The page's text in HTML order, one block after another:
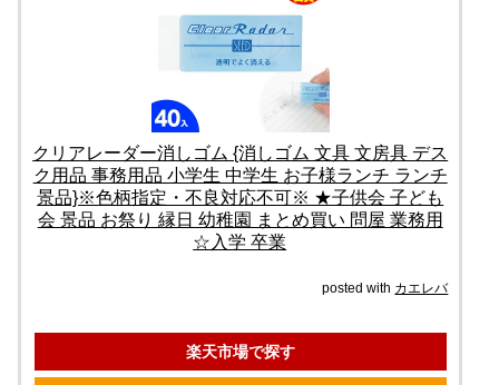
クリアレーダー消しゴム {消しゴム 文具 文房具 デス
ク用品 事務用品 小学生 中学生 お子様ランチ ランチ
景品}※色柄指定・不良対応不可※ ★子供会 子ども
会 景品 お祭り 縁日 幼稚園 まとめ買い 問屋 業務用
☆入学 卒業
posted with カエレバ
楽天市場で探す